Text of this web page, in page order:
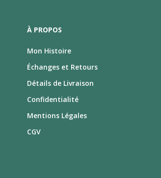
À PROPOS
Mon Histoire
Échanges et Retours
Détails de Livraison
Confidentialité
Mentions Légales
CGV